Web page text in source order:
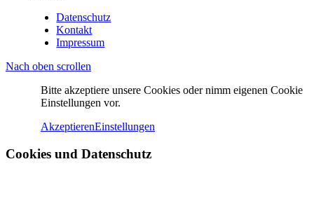
Datenschutz
Kontakt
Impressum
Nach oben scrollen
Bitte akzeptiere unsere Cookies oder nimm eigenen Cookie
Einstellungen vor.
AkzeptierenEinstellungen
Cookies und Datenschutz